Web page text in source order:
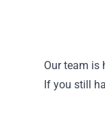
Our team is
If you still